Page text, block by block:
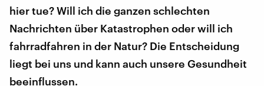
hier tue? Will ich die ganzen schlechten
Nachrichten über Katastrophen oder will ich
fahrradfahren in der Natur? Die Entscheidung
liegt bei uns und kann auch unsere Gesundheit
beeinflussen.